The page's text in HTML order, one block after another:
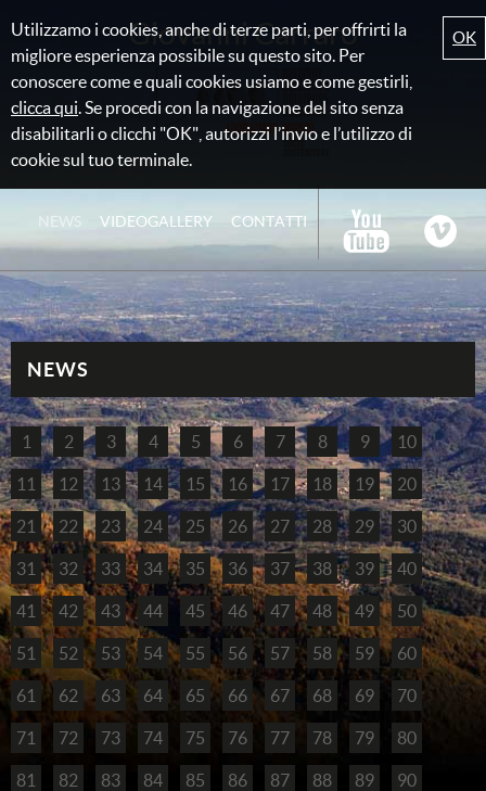
Utilizzamo i cookies, anche di terze parti, per offrirti la
migliore esperienza possibile su questo sito. Per
conoscere come e quali cookies usiamo e come gestirli,
clicca qui. Se procedi con la navigazione del sito senza
disabilitarli o clicchi "OK", autorizzi l’invio e l’utilizzo di
cookie sul tuo terminale.
OK
Giovanni Carraro
NEWS VIDEOGALLERY CONTATTI
NEWS
1 2 3 4 5 6 7 8 9 10
11 12 13 14 15 16 17 18 19 20
21 22 23 24 25 26 27 28 29 30
31 32 33 34 35 36 37 38 39 40
41 42 43 44 45 46 47 48 49 50
51 52 53 54 55 56 57 58 59 60
61 62 63 64 65 66 67 68 69 70
71 72 73 74 75 76 77 78 79 80
81 82 83 84 85 86 87 88 89 90